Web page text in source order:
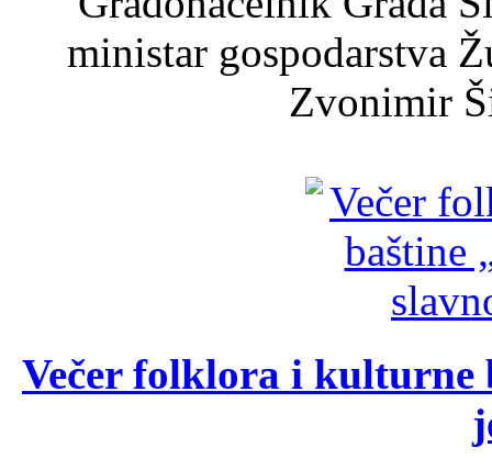
ministar gospodarstva
Zvonimir
Večer folklora i kulturne